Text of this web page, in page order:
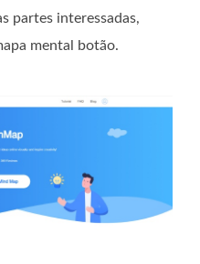
partes interessadas,
mental botão.